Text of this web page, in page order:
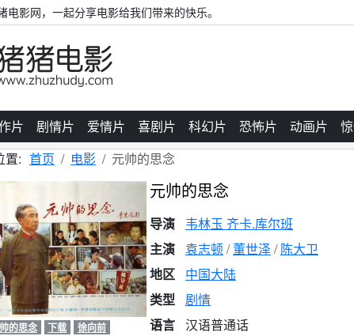
电影网，一起分享电影给我们带来的快乐。
片 剧情片 爱情片 喜剧片 科幻片 恐怖片 动画片
置: 首页 电影 元帅的思念
元帅的思念
导演
韦林玉 齐卡.库尔班
主演 袁志顿 董世泽 陈大卫
地区
中国大陆
类型 剧情
语言 汉语普通话
的思念 下载
徐向前